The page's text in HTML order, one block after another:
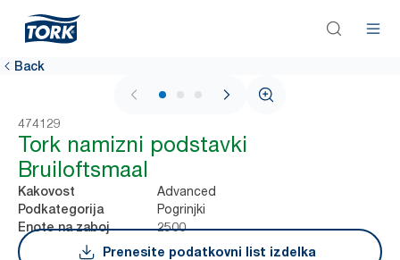
Back
1 / 3
474129
Tork namizni podstavki
Bruiloftsmaal
Kakovost Advanced
Podkategorija Pogrinjki
Enote na zaboj
2500
Prenesite podatkovni list izdelka